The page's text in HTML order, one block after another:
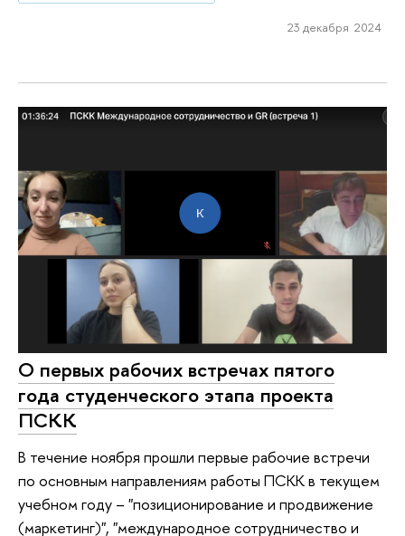
23 декабря 2024
О первых рабочих встречах пятого
года студенческого этапа проекта
ПСКК
В течение ноября прошли первые рабочие встречи
по основным направлениям работы ПСКК в текущем
учебном году – "позиционирование и продвижение
(маркетинг)", "международное сотрудничество и